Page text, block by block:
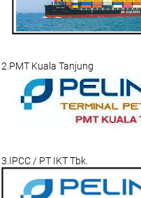
2.PMT Kuala Tanjung
3.IPCC / PT IKT Tbk.